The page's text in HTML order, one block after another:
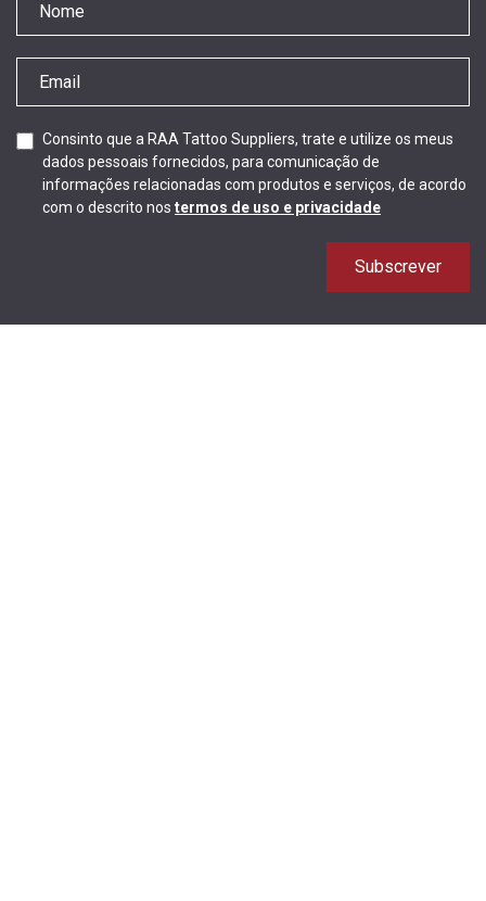
Consinto que a RAA Tattoo Suppliers, trate e utilize os meus
dados pessoais fornecidos, para comunicação de
informações relacionadas com produtos e serviços, de acordo
com o descrito nos termos de uso e privacidade
Subscrever